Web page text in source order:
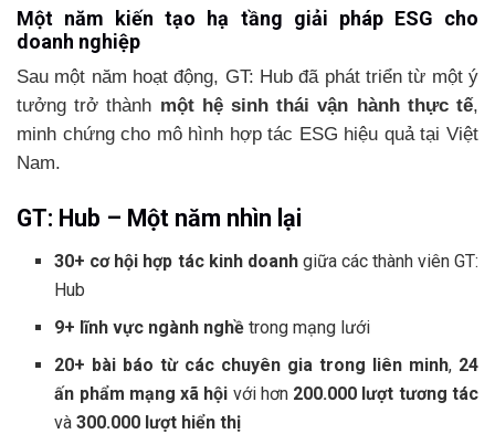
Một năm kiến tạo hạ tầng giải pháp ESG cho
doanh nghiệp
Sau một năm hoạt động, GT: Hub đã phát triển từ một ý
tưởng trở thành một hệ sinh thái vận hành thực tế,
minh chứng cho mô hình hợp tác ESG hiệu quả tại Việt
Nam.
GT: Hub – Một năm nhìn lại
30+ cơ hội hợp tác kinh doanhgiữa các thành viên GT:
Hub
9+ lĩnh vực ngành nghề trong mạng lưới
20+ bài báo từ các chuyên gia trong liên minh, 24
ấn phẩm mạng xã hội với hơn 200.000 lượt tương tác
và300.000 lượt hiển thị